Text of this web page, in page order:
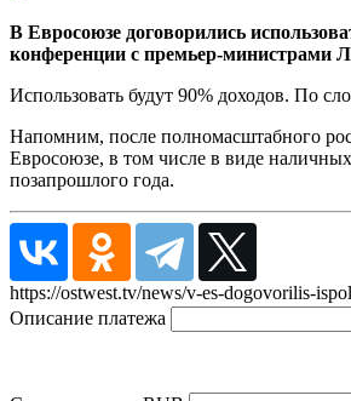
В Евросоюзе договорились
конференции с премьер-министрами
Использовать будут 90% доходов. По
Напомним, после полномасштабного
Евросоюзе, в том числе в виде
позапрошлого года.
https://ostwest.tv/news/v-es-dogovorilis-
Описание платежа